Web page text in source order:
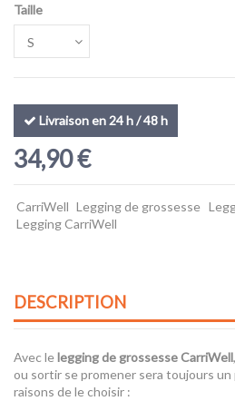
Taille
Livraison en 24 h / 48 h
34,90 €
CarriWell Legging de grossesse
Legging CarriWell
DESCRIPTION
Avec lelegging de grossesse CarriWell
ou sortir se promener sera toujours un
raisons de le choisir :